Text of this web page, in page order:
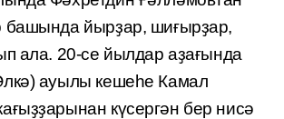
башында йырҙар, шиғырҙар,
ала. 20-се йылдар аҙағында
ауылы кешеһе Камал
күсергән бер нисә